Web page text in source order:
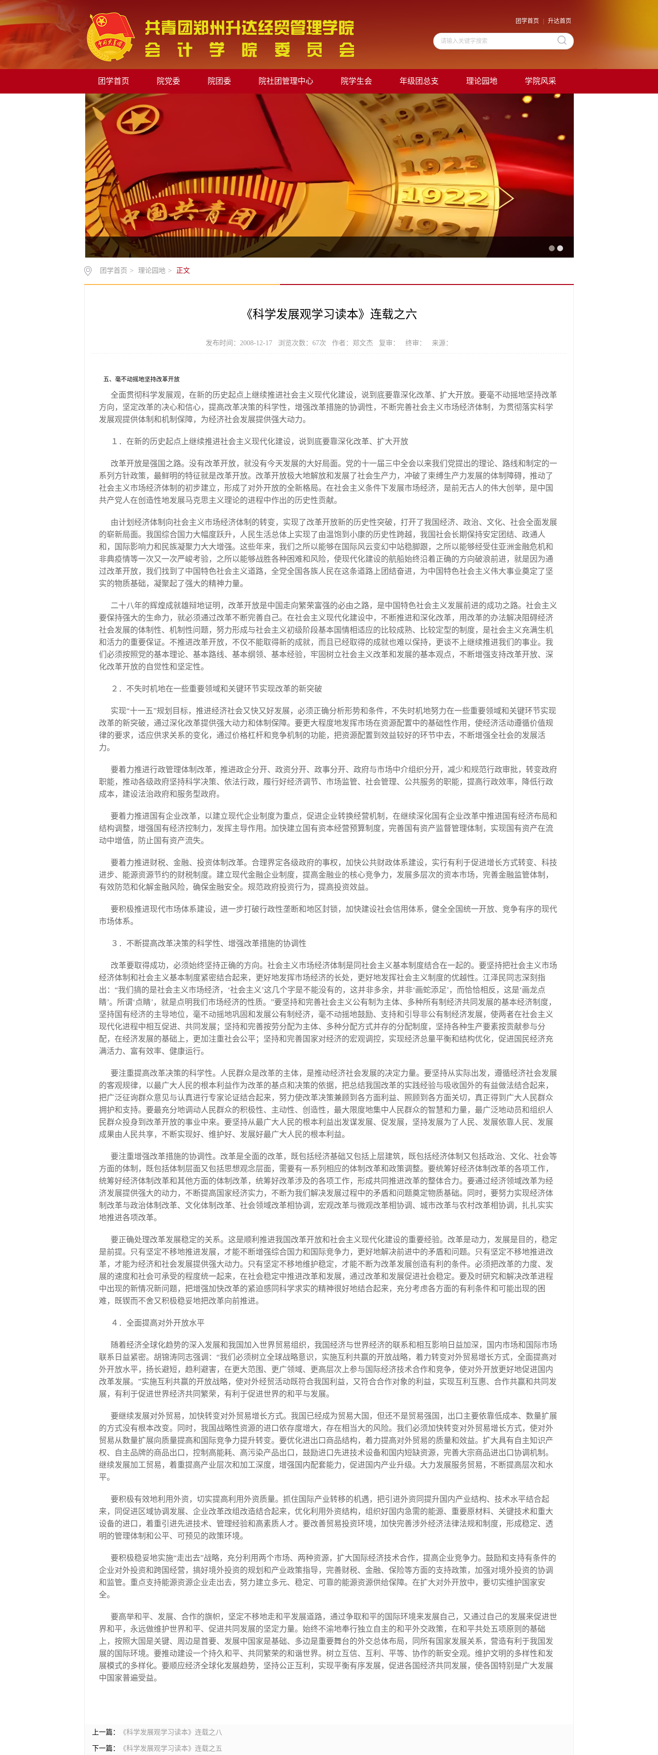
团学首页 升达首页
团学首页 院党委 院团委 院社团管理中心 院学生会 年级团总支 理论园地 学院风采
团学首页 > 理论园地 > 正文
《科学发展观学习读本》连载之六
发布时间：2008-12-17 浏览次数： 67次 作者：郑文杰 复审： 终审： 来源：
五、毫不动摇地坚持改革开放
全面贯彻科学发展观，在新的历史起点上继续推进社会主义现代化建设，说到底要靠深化改革、扩大开放。要毫不动摇地坚持改革
方向，坚定改革的决心和信心，提高改革决策的科学性，增强改革措施的协调性，不断完善社会主义市场经济体制，为贯彻落实科学
发展观提供体制和机制保障，为经济社会发展提供强大动力。
１．在新的历史起点上继续推进社会主义现代化建设，说到底要靠深化改革、扩大开放
改革开放是强国之路。没有改革开放，就没有今天发展的大好局面。党的十一届三中全会以来我们党提出的理论、路线和制定的一
系列方针政策，最鲜明的特征就是改革开放。改革开放极大地解放和发展了社会生产力，冲破了束缚生产力发展的体制障碍，推动了
社会主义市场经济体制的初步建立，形成了对外开放的全新格局。在社会主义条件下发展市场经济，是前无古人的伟大创举，是中国
共产党人在创造性地发展马克思主义理论的进程中作出的历史性贡献。
由计划经济体制向社会主义市场经济体制的转变，实现了改革开放新的历史性突破，打开了我国经济、政治、文化、社会全面发展
的崭新局面。我国综合国力大幅度跃升，人民生活总体上实现了由温饱到小康的历史性跨越，我国社会长期保持安定团结、政通人
和，国际影响力和民族凝聚力大大增强。这些年来，我们之所以能够在国际风云变幻中站稳脚跟，之所以能够经受住亚洲金融危机和
非典疫情等一次又一次严峻考验，之所以能够战胜各种困难和风险，使现代化建设的航船始终沿着正确的方向破浪前进，就是因为通
过改革开放，我们找到了中国特色社会主义道路，全党全国各族人民在这条道路上团结奋进，为中国特色社会主义伟大事业奠定了坚
实的物质基础，凝聚起了强大的精神力量。
二十八年的辉煌成就雄辩地证明，改革开放是中国走向繁荣富强的必由之路，是中国特色社会主义发展前进的成功之路。社会主义
要保持强大的生命力，就必须通过改革不断完善自己。在社会主义现代化建设中，不断推进和深化改革，用改革的办法解决阻碍经济
社会发展的体制性、机制性问题，努力形成与社会主义初级阶段基本国情相适应的比较成熟、比较定型的制度，是社会主义充满生机
和活力的重要保证。不推进改革开放，不仅不能取得新的成就，而且已经取得的成就也难以保持，更谈不上继续推进我们的事业。我
们必须按照党的基本理论、基本路线、基本纲领、基本经验，牢固树立社会主义改革和发展的基本观点，不断增强支持改革开放、深
化改革开放的自觉性和坚定性。
２．不失时机地在一些重要领域和关键环节实现改革的新突破
实现“十一五”规划目标，推进经济社会又快又好发展，必须正确分析形势和条件，不失时机地努力在一些重要领域和关键环节实现
改革的新突破，通过深化改革提供强大动力和体制保障。要更大程度地发挥市场在资源配置中的基础性作用，使经济活动遵循价值规
律的要求，适应供求关系的变化，通过价格杠杆和竞争机制的功能，把资源配置到效益较好的环节中去，不断增强全社会的发展活
力。
要着力推进行政管理体制改革，推进政企分开、政资分开、政事分开、政府与市场中介组织分开，减少和规范行政审批，转变政府
职能，推动各级政府坚持科学决策、依法行政，履行好经济调节、市场监管、社会管理、公共服务的职能，提高行政效率，降低行政
成本，建设法治政府和服务型政府。
要着力推进国有企业改革，以建立现代企业制度为重点，促进企业转换经营机制，在继续深化国有企业改革中推进国有经济布局和
结构调整，增强国有经济控制力，发挥主导作用。加快建立国有资本经营预算制度，完善国有资产监督管理体制，实现国有资产在流
动中增值，防止国有资产流失。
要着力推进财税、金融、投资体制改革。合理界定各级政府的事权，加快公共财政体系建设，实行有利于促进增长方式转变、科技
进步、能源资源节约的财税制度。建立现代金融企业制度，提高金融业的核心竞争力，发展多层次的资本市场，完善金融监管体制，
有效防范和化解金融风险，确保金融安全。规范政府投资行为，提高投资效益。
要积极推进现代市场体系建设，进一步打破行政性垄断和地区封锁，加快建设社会信用体系，健全全国统一开放、竞争有序的现代
市场体系。
３．不断提高改革决策的科学性、增强改革措施的协调性
改革要取得成功，必须始终坚持正确的方向。社会主义市场经济体制是同社会主义基本制度结合在一起的。要坚持把社会主义市场
经济体制和社会主义基本制度紧密结合起来，更好地发挥市场经济的长处，更好地发挥社会主义制度的优越性。江泽民同志深刻指
出：“我们搞的是社会主义市场经济，‘社会主义’这几个字是不能没有的，这并非多余，并非‘画蛇添足’，而恰恰相反，这是‘画龙点
睛’。所谓‘点睛’，就是点明我们市场经济的性质。”要坚持和完善社会主义公有制为主体、多种所有制经济共同发展的基本经济制度，
坚持国有经济的主导地位，毫不动摇地巩固和发展公有制经济，毫不动摇地鼓励、支持和引导非公有制经济发展，使两者在社会主义
现代化进程中相互促进、共同发展；坚持和完善按劳分配为主体、多种分配方式并存的分配制度，坚持各种生产要素按贡献参与分
配，在经济发展的基础上，更加注重社会公平；坚持和完善国家对经济的宏观调控，实现经济总量平衡和结构优化，促进国民经济充
满活力、富有效率、健康运行。
要注重提高改革决策的科学性。人民群众是改革的主体，是推动经济社会发展的决定力量。要坚持从实际出发，遵循经济社会发展
的客观规律，以最广大人民的根本利益作为改革的基点和决策的依据，把总结我国改革的实践经验与吸收国外的有益做法结合起来，
把广泛征询群众意见与认真进行专家论证结合起来，努力使改革决策兼顾到各方面利益、照顾到各方面关切，真正得到广大人民群众
拥护和支持。要最充分地调动人民群众的积极性、主动性、创造性，最大限度地集中人民群众的智慧和力量，最广泛地动员和组织人
民群众投身到改革开放的事业中来。要坚持从最广大人民的根本利益出发谋发展、促发展，坚持发展为了人民、发展依靠人民、发展
成果由人民共享，不断实现好、维护好、发展好最广大人民的根本利益。
要注重增强改革措施的协调性。改革是全面的改革，既包括经济基础又包括上层建筑，既包括经济体制又包括政治、文化、社会等
方面的体制，既包括体制层面又包括思想观念层面，需要有一系列相应的体制改革和政策调整。要统筹好经济体制改革的各项工作，
统筹好经济体制改革和其他方面的体制改革，统筹好改革涉及的各项工作，形成共同推进改革的整体合力。要通过经济领域改革为经
济发展提供强大的动力，不断提高国家经济实力，不断为我们解决发展过程中的矛盾和问题奠定物质基础。同时，要努力实现经济体
制改革与政治体制改革、文化体制改革、社会领域改革相协调，宏观改革与微观改革相协调、城市改革与农村改革相协调，扎扎实实
地推进各项改革。
要正确处理改革发展稳定的关系。这是顺利推进我国改革开放和社会主义现代化建设的重要经验。改革是动力，发展是目的，稳定
是前提。只有坚定不移地推进发展，才能不断增强综合国力和国际竞争力，更好地解决前进中的矛盾和问题。只有坚定不移地推进改
革，才能为经济和社会发展提供强大动力。只有坚定不移地维护稳定，才能不断为改革发展创造有利的条件。必须把改革的力度、发
展的速度和社会可承受的程度统一起来，在社会稳定中推进改革和发展，通过改革和发展促进社会稳定。要及时研究和解决改革进程
中出现的新情况新问题，把增强加快改革的紧迫感同科学求实的精神很好地结合起来，充分考虑各方面的有利条件和可能出现的困
难，既锲而不舍又积极稳妥地把改革向前推进。
４．全面提高对外开放水平
随着经济全球化趋势的深入发展和我国加入世界贸易组织，我国经济与世界经济的联系和相互影响日益加深，国内市场和国际市场
联系日益紧密。胡锦涛同志强调：“我们必须树立全球战略意识，实施互利共赢的开放战略，着力转变对外贸易增长方式，全面提高对
外开放水平，扬长避短，趋利避害，在更大范围、更广领域、更高层次上参与国际经济技术合作和竞争，使对外开放更好地促进国内
改革发展。”实施互利共赢的开放战略，使对外经贸活动既符合我国利益，又符合合作对象的利益，实现互利互惠、合作共赢和共同发
展，有利于促进世界经济共同繁荣，有利于促进世界的和平与发展。
要继续发展对外贸易，加快转变对外贸易增长方式。我国已经成为贸易大国，但还不是贸易强国，出口主要依靠低成本、数量扩展
的方式没有根本改变。同时，我国战略性资源的进口依存度增大，存在相当大的风险。我们必须加快转变对外贸易增长方式，使对外
贸易从数量扩展向质量提高和国际竞争力提升转变。要优化进出口商品结构，着力提高对外贸易的质量和效益。扩大具有自主知识产
权、自主品牌的商品出口，控制高能耗、高污染产品出口，鼓励进口先进技术设备和国内短缺资源，完善大宗商品进出口协调机制。
继续发展加工贸易，着重提高产业层次和加工深度，增强国内配套能力，促进国内产业升级。大力发展服务贸易，不断提高层次和水
平。
要积极有效地利用外资，切实提高利用外资质量。抓住国际产业转移的机遇，把引进外资同提升国内产业结构、技术水平结合起
来，同促进区域协调发展、企业改革改组改造结合起来，优化利用外资结构，组织好国内急需的能源、重要原材料、关键技术和重大
设备的进口，着重引进先进技术、管理经验和高素质人才。要改善贸易投资环境，加快完善涉外经济法律法规和制度，形成稳定、透
明的管理体制和公平、可预见的政策环境。
要积极稳妥地实施“走出去”战略，充分利用两个市场、两种资源，扩大国际经济技术合作，提高企业竞争力。鼓励和支持有条件的
企业对外投资和跨国经营，搞好境外投资的规划和产业政策指导，完善财税、金融、保险等方面的支持政策，加强对境外投资的协调
和监管。重点支持能源资源企业走出去，努力建立多元、稳定、可靠的能源资源供给保障。在扩大对外开放中，要切实维护国家安
全。
要高举和平、发展、合作的旗帜，坚定不移地走和平发展道路，通过争取和平的国际环境来发展自己，又通过自己的发展来促进世
界和平，永远做维护世界和平、促进共同发展的坚定力量。始终不渝地奉行独立自主的和平外交政策，在和平共处五项原则的基础
上，按照大国是关键、周边是首要、发展中国家是基础、多边是重要舞台的外交总体布局，同所有国家发展关系，营造有利于我国发
展的国际环境。要推动建设一个持久和平、共同繁荣的和谐世界。树立互信、互利、平等、协作的新安全观。维护文明的多样性和发
展模式的多样化。要顺应经济全球化发展趋势，坚持公正互利，实现平衡有序发展，促进各国经济共同发展，使各国特别是广大发展
中国家普遍受益。
上一篇： 《科学发展观学习读本》连载之八
下一篇： 《科学发展观学习读本》连载之五